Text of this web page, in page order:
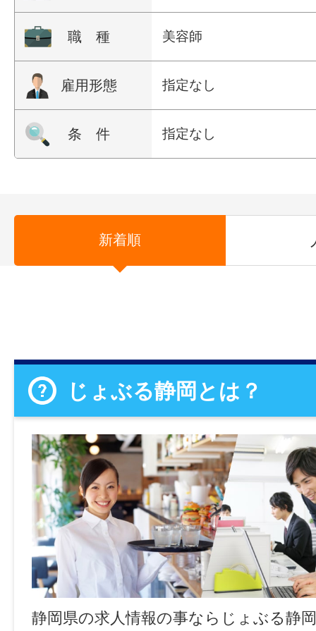
職 種 美容師
雇用形態 指定なし
条 件 指定なし
新着順
じょぶる静岡とは？
静岡県の求人情報の事ならじょぶる静